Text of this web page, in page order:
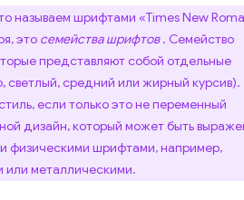
называем шрифтами «Times New
это семейства шрифтов. Семейство
представляют собой отдельные
светлый, средний или жирный курсив).
если только это не переменный
дизайн, который может быть
физическими шрифтами, например,
или металлическими.